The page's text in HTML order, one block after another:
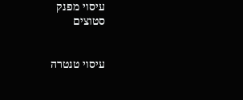
עיסוי מפנק
סטוצים
עיסוי טנטרה